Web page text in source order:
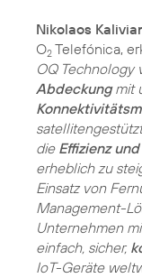
Nikolaos
O2 Telefónica,
OQ Technology
Abdeckungmit
die Effizienz
erheblich zu
Einsatz von
Management-
Unternehmen
einfach, sicher,
IoT-Geräte